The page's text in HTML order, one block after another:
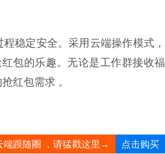
稳定安全。采用云端操作模式，
包的乐趣。无论是工作群接收福
红包需求 。
端跟随圈 ，请猛戳这里→ 点击购买